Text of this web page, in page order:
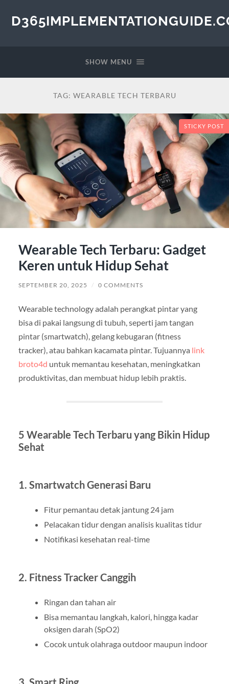
SHOW MENU
TAG: WEARABLE TECH TERBARU
STICKY POST
Wearable Tech Terbaru: Gadget
Keren untuk Hidup Sehat
SEPTEMBER 20, 2025 / 0 COMMENTS
Wearable technology adalah perangkat pintar yang
bisa di pakai langsung di tubuh, seperti jam tangan
pintar (smartwatch), gelang kebugaran (fitness
tracker), atau bahkan kacamata pintar. Tujuannya link
broto4d untuk memantau kesehatan, meningkatkan
produktivitas, dan membuat hidup lebih praktis.
5 Wearable Tech Terbaru yang Bikin Hidup
Sehat
1. Smartwatch Generasi Baru
Fitur pemantau detak jantung 24 jam
Pelacakan tidur dengan analisis kualitas tidur
Notifikasi kesehatan real-time
2. Fitness Tracker Canggih
Ringan dan tahan air
Bisa memantau langkah, kalori, hingga kadar
oksigen darah (SpO2)
Cocok untuk olahraga outdoor maupun indoor